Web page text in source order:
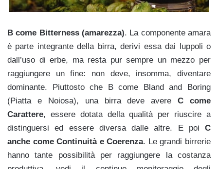
B come Bitterness (amarezza). La componente amara
è parte integrante della birra, derivi essa dai luppoli o
dall’uso di erbe, ma resta pur sempre un mezzo per
raggiungere un fine: non deve, insomma, diventare
dominante. Piuttosto che B come Bland and Boring
(Piatta e Noiosa), una birra deve avereC come
Carattere, essere dotata della qualità per riuscire a
distinguersi ed essere diversa dalle altre.
E poi C
anche come Continuità e Coerenza. Le grandi birrerie
hanno tante possibilità per raggiungere la costanza